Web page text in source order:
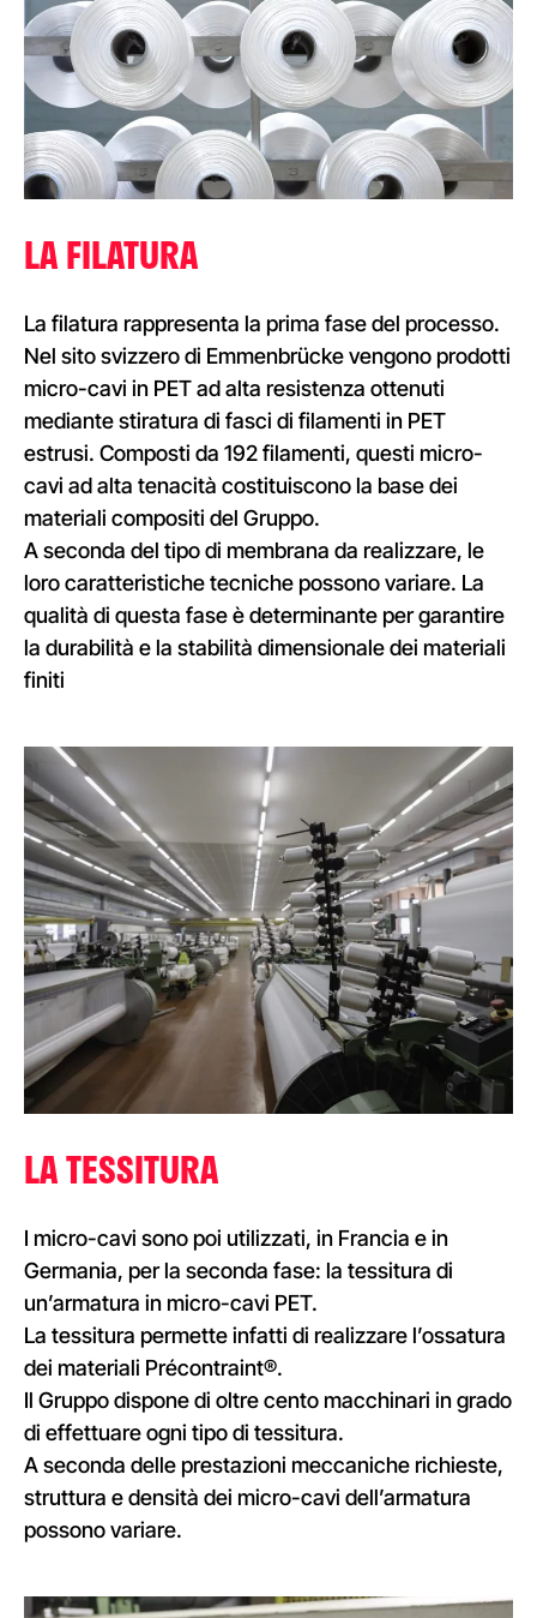
LA FILATURA
La filatura rappresenta la prima fase del processo.
Nel sito svizzero di Emmenbrücke vengono prodotti
micro-cavi in PET ad alta resistenza ottenuti
mediante stiratura di fasci di filamenti in PET
estrusi. Composti da 192 filamenti, questi micro-
cavi ad alta tenacità costituiscono la base dei
materiali compositi del Gruppo.
A seconda del tipo di membrana da realizzare, le
loro caratteristiche tecniche possono variare. La
qualità di questa fase è determinante per garantire
la durabilità e la stabilità dimensionale dei materiali
finiti
LATESSITURA
I micro-cavi sono poi utilizzati, in Francia e in
Germania, per la seconda fase: la tessitura di
un’armatura in micro-cavi PET.
La tessitura permette infatti di realizzare l’ossatura
dei materiali Précontraint®.
Il Gruppo dispone di oltre cento macchinari in grado
di effettuare ogni tipo di tessitura.
A seconda delle prestazioni meccaniche richieste,
struttura e densità dei micro-cavi dell’armatura
possono variare.